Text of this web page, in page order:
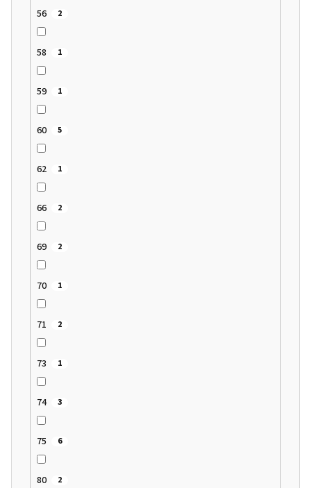
56 2
58 1
59 1
60 5
62 1
66 2
69 2
70 1
71 2
73 1
74 3
75 6
80 2